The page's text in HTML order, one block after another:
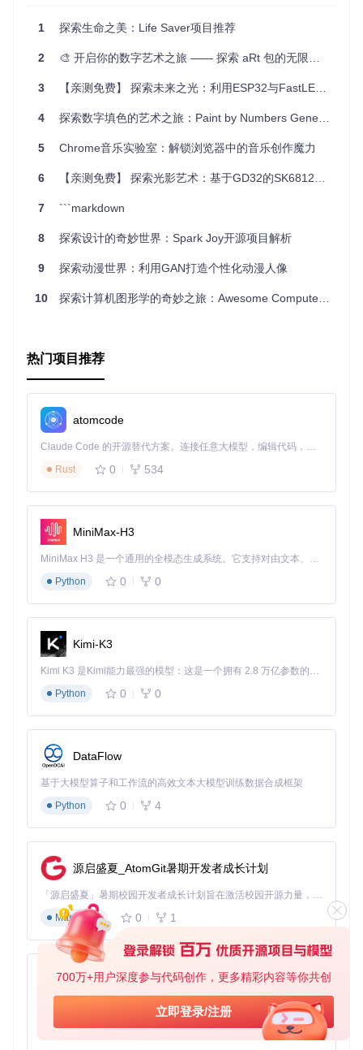
700万+用户深度参与代码创作，更多精彩内容等你共创
立即登录/注册
可定制性：可以自定义颜色集合，调整视图布局，以及选
交互反馈：当用户选择或取消选择颜色时，会触发相应的
兼容性广：支持iOS 8.3及以上版本，适应各种设备。
CocoaPods安装指南
加入这个色彩的世界，让您的应用更添活力。现在就尝试使用I
1 探索生命之美：Life Saver项目推荐
2 🎨 开启你的数字艺术之旅 —— 探索 aRt 包的无限可能
3 【亲测免费】 探索未来之光：利用ESP32与FastLED库打造彩虹色WS2812灯带项目
4 探索数字填色的艺术之旅：Paint by Numbers Generator深度剖析
5 Chrome音乐实验室：解锁浏览器中的音乐创作魔力
6 【亲测免费】 探索光影艺术：基于GD32的SK6812幻彩灯珠驱动程序深度解析
7 ```markdown
8 探索设计的奇妙世界：Spark Joy开源项目解析
9 探索动漫世界：利用GAN打造个性化动漫人像
10 探索计算机图形学的奇妙之旅：Awesome Computer Graphics 深度剖析
热门项目推荐
atomcode
Claude Code 的开源替代方案。连接任意大模型，编辑代码，运行命令，自动验证 — 全自动执行。用 Rust 构建，极致性能。 ｜ An open-source alternative to Claude Code. Connect any LLM, edit code, run commands, and verify changes — autonomously. Built in Rust for speed. Get Started
Rust
0 534
MiniMax-H3
MiniMax H3 是一个通用的全模态生成系统。它支持对由文本、图像、视频和音频组成的多模态上下文进行统一理解，并能生成分辨率高达 2K、时长可达 15 秒的带原生立体声音频的视频。得益于面向任务泛化的系统设计，H3 在预训练阶段就已具备广泛的多模态上下文理解与生成能力，能够出色地执行复杂的多模态指令。
Python
0 0
Kimi-K3
Kimi K3 是Kimi能力最强的模型：这是一个拥有 2.8 万亿参数的混合专家（MoE）模型，具备原生视觉理解能力，并支持 100 万 token 的上下文窗口。
Python
0 0
DataFlow
基于大模型算子和工作流的高效文本大模型训练数据合成框架
Python
0 4
源启盛夏_AtomGit暑期开发者成长计划
「源启盛夏」暑期校园开发者成长计划旨在激活校园开源力量，通过积分激励、认证扶持、资源倾斜等形式，引导高校组织和开发者完成「入驻 — 建项目 — 做贡献 — 获认证 — 得资源」的完整闭环。无论你是想带领社团入驻平台的组织者，还是希望用代码贡献证明自己的开发者，都能在这里找到属于你的成长路径。
Markdown
0 1
py-xiaozhi
基于Python的Xiaozhi AI，适用于想要完整Xiaozhi体验而无需拥有专用硬件的用户。
Python
0 1